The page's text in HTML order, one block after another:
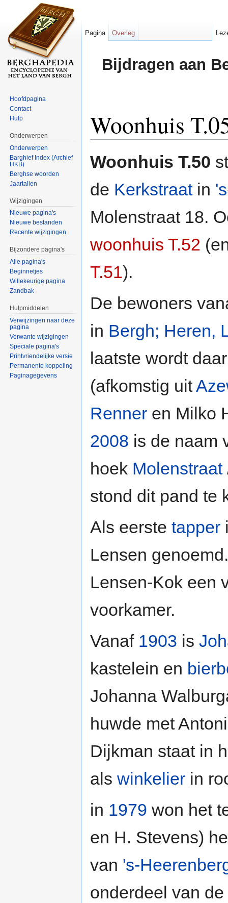
Bijdragen aan
Woonhuis
Woonhuis T.50
de Kerkstraatin
Molenstraat 18.
woonhuis T.52
T.51).
De bewoners
in Bergh; Heren,
laatste wordt
(afkomstig uit
Renner en Milko
2008 is de naam
hoek Molenstraat
stond dit pand te
Als eerste tapper
Lensen
Lensen-Kok een
voorkamer.
Vanaf 1903 is
kastelein en
Johanna
huwde met
Dijkman staat in
als winkelier in
in 1979 won het
en H. Stevens)
van 's-
onderdeel van
Pagina Overleg
Hoofdpagina
Contact
Hulp
Onderwerpen
Onderwerpen
Barghief Index (Archief
HKB)
Berghse woorden
Jaartallen
Wijzigingen
Nieuwe pagina's
Nieuwe bestanden
Recente wijzigingen
Bijzondere pagina's
Alle pagina's
Beginnetjes
Willekeurige pagina
Zandbak
Hulpmiddelen
Verwijzingen naar deze
pagina
Verwante wijzigingen
Speciale pagina's
Printvriendelijke versie
Permanente koppeling
Paginagegevens